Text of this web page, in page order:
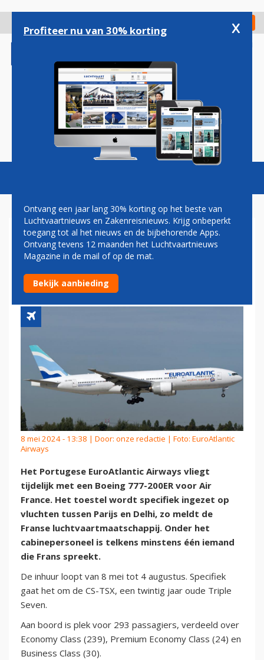
gaan
Check in
Magazine Podcasts Vacatures
AIR FRANCE HUURT TIJDELIJK
CAPACITEIT IN BIJ
EUROATLANTIC AIRWAYS
8 mei 2024 - 13:38 | Door: onze redactie | Foto: EuroAtlantic
Airways
Het Portugese EuroAtlantic Airways vliegt
tijdelijk met een Boeing 777-200ER voor Air
France. Het toestel wordt specifiek ingezet op
vluchten tussen Parijs en Delhi, zo meldt de
Franse luchtvaartmaatschappij. Onder het
cabinepersoneel is telkens minstens één iemand
die Frans spreekt.
De inhuur loopt van 8 mei tot 4 augustus. Specifiek
gaat het om de CS-TSX, een twintig jaar oude Triple
Seven.
Aan boord is plek voor 293 passagiers, verdeeld over
Economy Class (239), Premium Economy Class (24) en
Business Class (30).
Profiteer nu van 30% korting x
Ontvang een jaar lang 30% korting op het beste van
Luchtvaartnieuws en Zakenreisnieuws. Krijg onbeperkt
toegang tot al het nieuws en de bijbehorende Apps.
Ontvang tevens 12 maanden het Luchtvaartnieuws
Magazine in de mail of op de mat.
Bekijk aanbieding